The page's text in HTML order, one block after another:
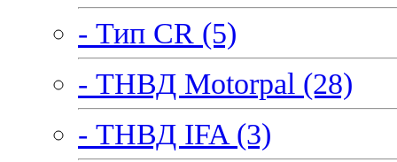
- Тип CR (5)
- ТНВД Motorpal (28)
- ТНВД IFA (3)